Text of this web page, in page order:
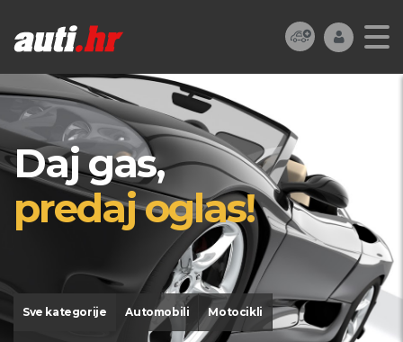
Daj gas,
predaj oglas!
Sve kategorije Automobili Motocikli